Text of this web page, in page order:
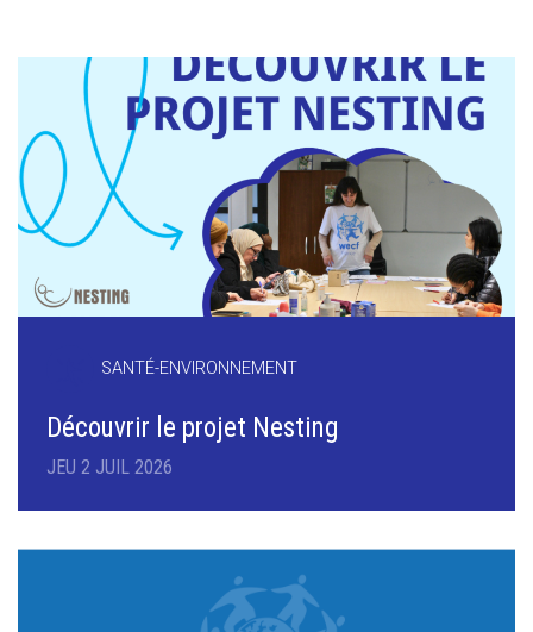
SANTÉ-ENVIRONNEMENT
Découvrir le projet Nesting
JEU 2 JUIL 2026